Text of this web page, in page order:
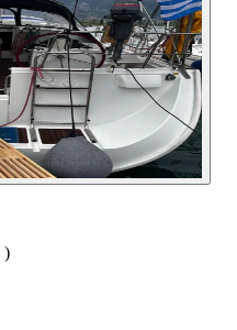
)